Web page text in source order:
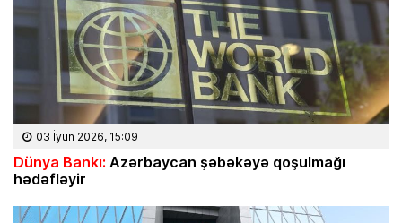
03 İyun 2026, 15:09
Dünya Bankı: Azərbaycan şəbəkəyə qoşulmağı
hədəfləyir